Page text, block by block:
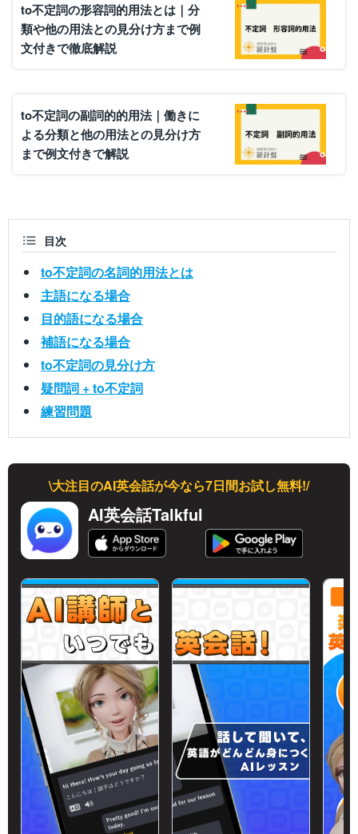
to不定詞の形容詞的用法とは｜分
類や他の用法との見分け方まで例
文付きで徹底解説
to不定詞の副詞的的用法｜働きに
よる分類と他の用法との見分け方
まで例文付きで解説
目次
to不定詞の名詞的用法とは
主語になる場合
目的語になる場合
補語になる場合
to不定詞の見分け方
疑問詞 + to不定詞
練習問題
\大注目のAI英会話が今なら7日間お試し無料!/
AI英会話Talkful